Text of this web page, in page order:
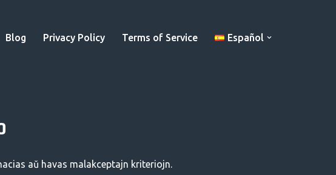
Blog Privacy Policy Terms of Service Español
aŭ havas malakceptajn kriteriojn.